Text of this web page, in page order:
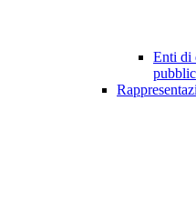
Enti di